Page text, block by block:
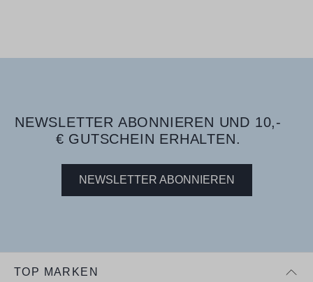
NEWSLETTER ABONNIEREN UND 10,-
€ GUTSCHEIN ERHALTEN.
NEWSLETTER ABONNIEREN
TOP MARKEN